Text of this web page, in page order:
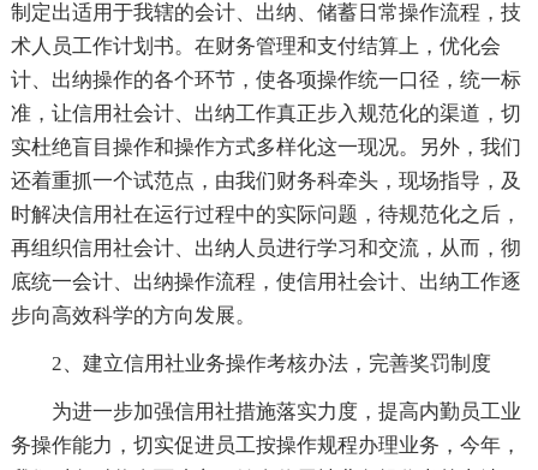
制定出适用于我辖的会计、出纳、储蓄日常操作流程，技
术人员工作计划书。在财务管理和支付结算上，优化会
计、出纳操作的各个环节，使各项操作统一口径，统一标
准，让信用社会计、出纳工作真正步入规范化的渠道，切
实杜绝盲目操作和操作方式多样化这一现况。另外，我们
还着重抓一个试范点，由我们财务科牵头，现场指导，及
时解决信用社在运行过程中的实际问题，待规范化之后，
再组织信用社会计、出纳人员进行学习和交流，从而，彻
底统一会计、出纳操作流程，使信用社会计、出纳工作逐
步向高效科学的方向发展。
2、建立信用社业务操作考核办法，完善奖罚制度
为进一步加强信用社措施落实力度，提高内勤员工业
务操作能力，切实促进员工按操作规程办理业务，今年，